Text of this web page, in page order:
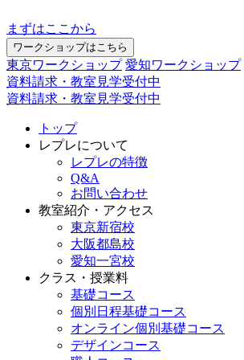
まずはここから
ワークショップはこちら
東京ワークショップ 愛知ワークショップ
資料請求・教室見学受付中
資料請求・教室見学受付中
トップ
レプレについて
レプレの特徴
Q&A
お問い合わせ
教室紹介・アクセス
東京新宿校
大阪都島校
愛知一宮校
クラス・授業料
基礎コース
個別日程基礎コース
オンライン個別基礎コース
デザインコース